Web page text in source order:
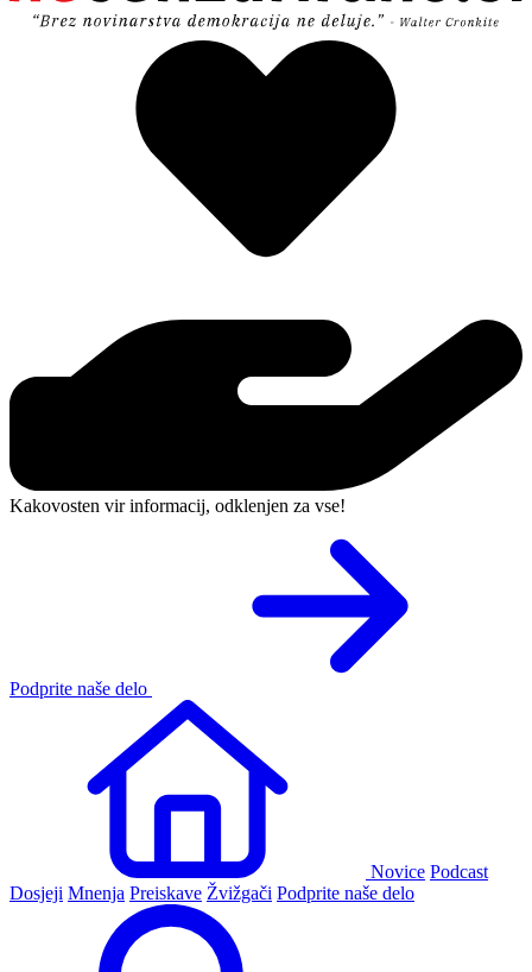
Kakovosten vir informacij, odklenjen za vse!
Podprite naše delo
Novice Podcast
Dosjeji Mnenja Preiskave Žvižgači Podprite naše delo